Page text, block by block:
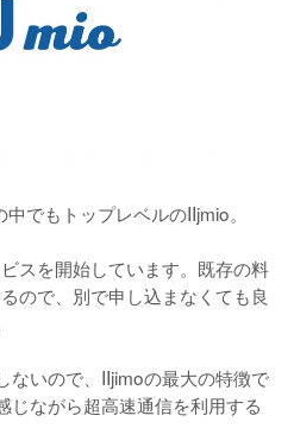
でもトップレベルのIIjmio。
スを開始しています。既存の料
ので、別で申し込まなくても良
ないので、IIjimoの最大の特徴で
じながら超高速通信を利用する